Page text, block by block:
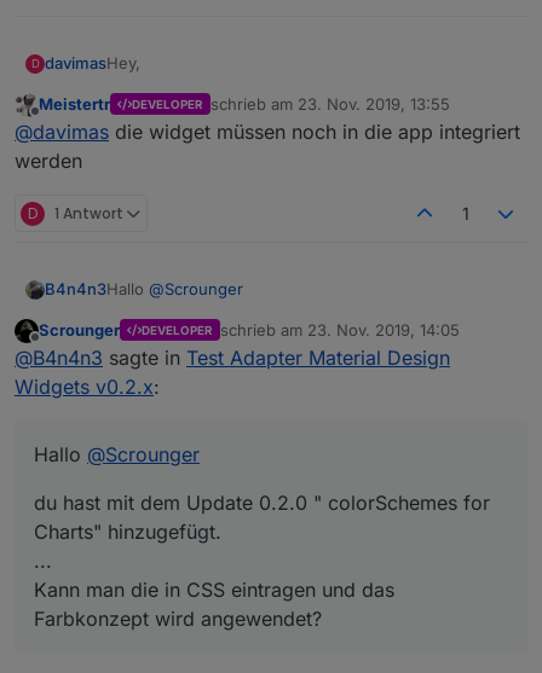
D davimasHey,
Gerade ein neues Projekt angelegt und die Widgets
rübergezogen. Im Editor ist alles da - wenn ich dann
Offline
Meistertr DEVELOPER schrieb am 23. Nov. 2019, 13:55
zuletzt editiert von
@davimas die widget müssen noch in die app integriert
werden
D 1 Antwort 1
B4n4n3Hallo @Scrounger
du hast mit dem Update 0.2.0 " colorSchemes for
Charts" hinzugefügt.
Hierzu hab ich eine Frage: Kann ich die Farbangaben
wird angewendet?
Offline
Scrounger DEVELOPER schrieb am 23. Nov. 2019, 14:05
zuletzt editiert von
@B4n4n3 sagte in Test Adapter Material Design
Widgets v0.2.x:
Hallo @Scrounger
du hast mit dem Update 0.2.0 " colorSchemes for
Charts" hinzugefügt.
...
Kann man die in CSS eintragen und das
Farbkonzept wird angewendet?